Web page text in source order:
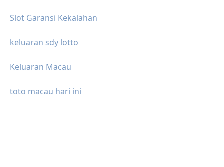
Slot Garansi Kekalahan
keluaran sdy lotto
Keluaran Macau
toto macau hari ini